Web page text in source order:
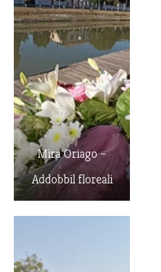
Mira Oriago –
Addobbil floreali